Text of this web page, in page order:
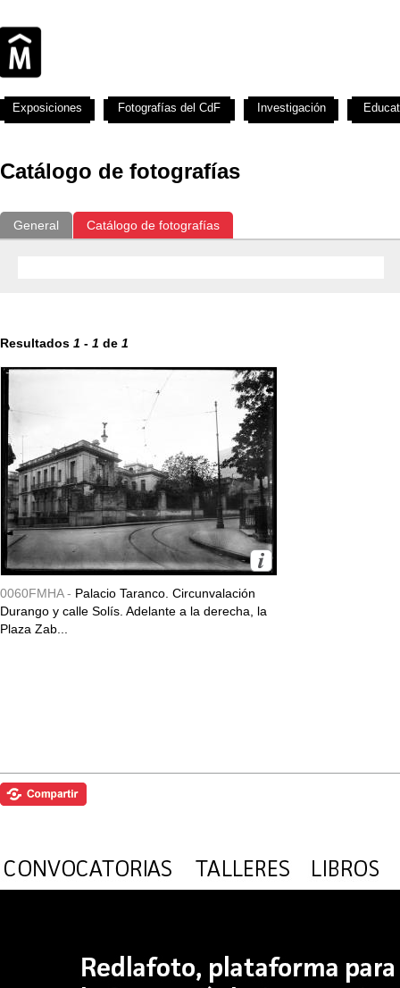
Catálogo de fotografías
General Catálogo de fotografías
Resultados 1 - 1 de 1
0060FMHA - Palacio Taranco. Circunvalación
Durango y calle Solís. Adelante a la derecha, la
Plaza Zab...
Exposiciones Fotografías del CdF Investigación